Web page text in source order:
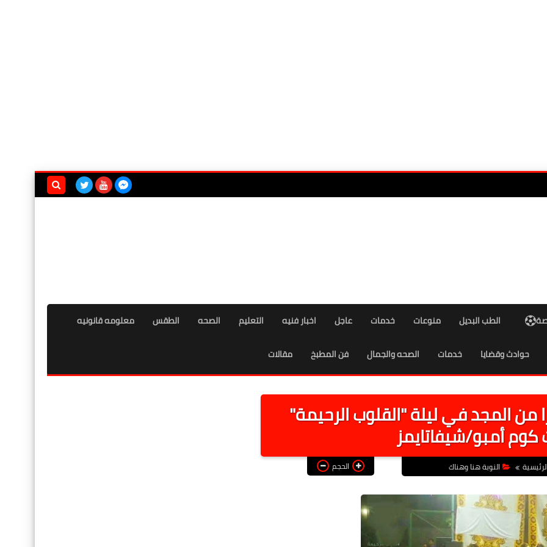
الطب البديل منوعات خدمات عاجل اخبار فنيه التعليم الصحه الطقس معلومه قانونيه
حوادث وقضايا خدمات الصحه والجمال فن المطبخ مقالات
المجد في ليلة "القلوب الرحيمة"
كوم أمبو/شيفاتايمز
النوبة هنا وهناك الحجم